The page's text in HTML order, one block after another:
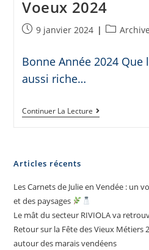
Voeux 2024
9 janvier 2024
Bonne Année 2024 Que
aussi riche…
Continuer La Lecture
Articles récents
Les Carnets de Julie en Vendée : un
et des paysages
Le mât du secteur RIVIOLA va
Retour sur la Fête des Vieux Métiers
autour des marais vendéens